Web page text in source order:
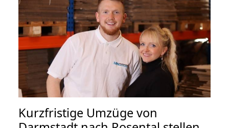
Kurzfristige Umzüge von